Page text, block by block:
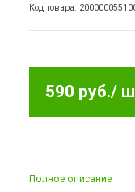
Код товара:
590 руб./
Полное описание